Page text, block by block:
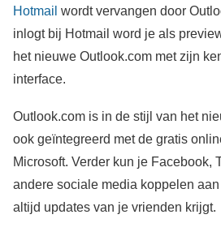
Hotmail wordt vervangen door
inlogt bij Hotmail word je als
het nieuwe Outlook.com met zijn
interface.
Outlook.com is in de stijl van het
ook geïntegreerd met de gratis
Microsoft. Verder kun je Facebook,
andere sociale media koppelen
altijd updates van je vrienden krijgt.